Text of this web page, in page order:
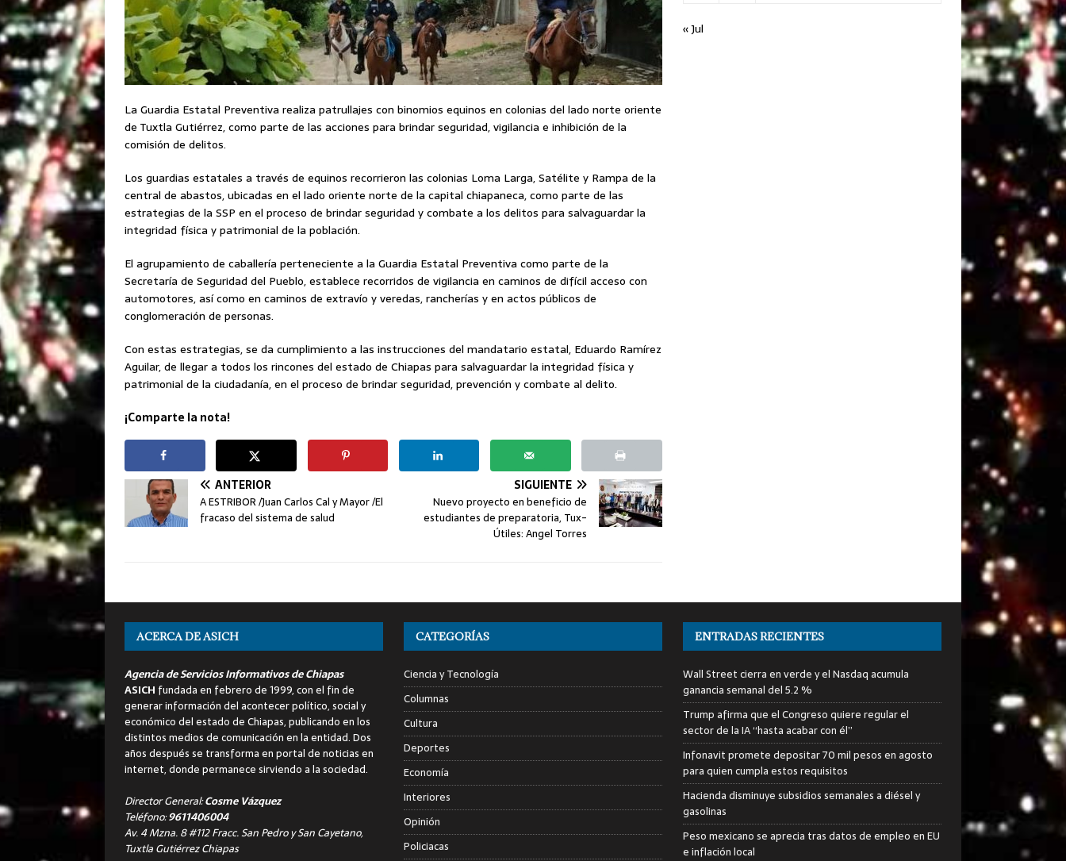
La Guardia Estatal Preventiva realiza patrullajes con binomios equinos en colonias del lado norte oriente
de Tuxtla Gutiérrez, como parte de las acciones para brindar seguridad, vigilancia e inhibición de la
comisión de delitos.
Los guardias estatales a través de equinos recorrieron las colonias Loma Larga, Satélite y Rampa de la
central de abastos, ubicadas en el lado oriente norte de la capital chiapaneca, como parte de las
estrategias de la SSP en el proceso de brindar seguridad y combate a los delitos para salvaguardar la
integridad física y patrimonial de la población.
El agrupamiento de caballería perteneciente a la Guardia Estatal Preventiva como parte de la
Secretaría de Seguridad del Pueblo, establece recorridos de vigilancia en caminos de difícil acceso con
automotores, así como en caminos de extravío y veredas, rancherías y en actos públicos de
conglomeración de personas.
Con estas estrategias, se da cumplimiento a las instrucciones del mandatario estatal, Eduardo Ramírez
Aguilar, de llegar a todos los rincones del estado de Chiapas para salvaguardar la integridad física y
patrimonial de la ciudadanía, en el proceso de brindar seguridad, prevención y combate al delito.
¡Comparte la nota!
ANTERIOR
A ESTRIBOR /Juan Carlos Cal y Mayor /El
fracaso del sistema de salud
SIGUIENTE
Nuevo proyecto en beneficio de
estudiantes de preparatoria, Tux-
Útiles: Angel Torres
« Jul
ACERCA DE ASICH
Agencia de Servicios Informativos de Chiapas
ASICH fundada en febrero de 1999, con el fin de
generar información del acontecer político, social y
económico del estado de Chiapas, publicando en los
distintos medios de comunicación en la entidad. Dos
años después se transforma en portal de noticias en
internet, donde permanece sirviendo a la sociedad.
Director General:Cosme Vázquez
Teléfono:9611406004
Av. 4 Mzna. 8 #112 Fracc. San Pedro y San Cayetano,
Tuxtla Gutiérrez Chiapas
CATEGORÍAS
Ciencia y Tecnología
Columnas
Cultura
Deportes
Economía
Interiores
Opinión
Policiacas
ENTRADAS RECIENTES
Wall Street cierra en verde y el Nasdaq acumula
ganancia semanal del 5.2 %
Trump afirma que el Congreso quiere regular el
sector de la IA “hasta acabar con él”
Infonavit promete depositar 70 mil pesos en agosto
para quien cumpla estos requisitos
Hacienda disminuye subsidios semanales a diésel y
gasolinas
Peso mexicano se aprecia tras datos de empleo en EU
e inflación local